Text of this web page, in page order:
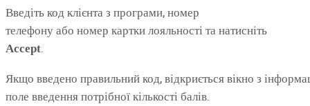
Введіть код клієнта з програми, номер
телефону або номер картки лояльності та натисніть
Accept.
Якщо введено правильний код, відкриється вікно з
поле введення потрібної кількості балів.